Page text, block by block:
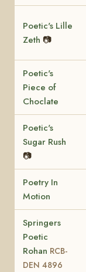
Poetic's Lille
Zeth 📷
Poetic's
Piece of
Choclate
Poetic's
Sugar Rush
📷
Poetry In
Motion
Springers
Poetic
Rohan RCB-
DEN 4896